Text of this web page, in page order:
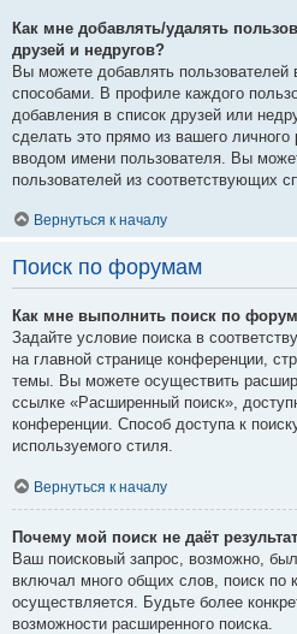
Как мне добавлять/удалять
друзей и недругов?
Вы можете добавлять пользователей
способами. В профиле каждого
добавления в список друзей или
сделать это прямо из вашего
вводом имени пользователя. Вы
пользователей из соответствующих
Вернуться к началу
Поиск по форумам
Как мне выполнить поиск по
Задайте условие поиска в
на главной странице конференции,
темы. Вы можете осуществить
ссылке «Расширенный поиск»,
конференции. Способ доступа к
используемого стиля.
Вернуться к началу
Почему мой поиск не даёт
Ваш поисковый запрос, возможно,
включал много общих слов, поиск по
осуществляется. Будьте более
возможности расширенного поиска.